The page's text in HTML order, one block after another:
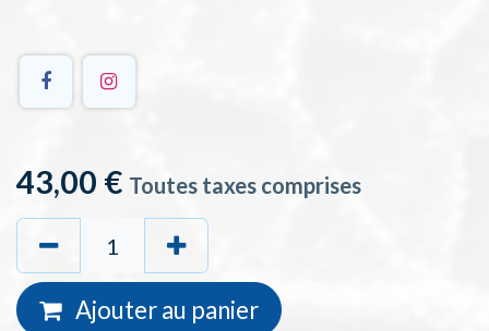
43,00 € Toutes taxes comprises
Ajouter au panier